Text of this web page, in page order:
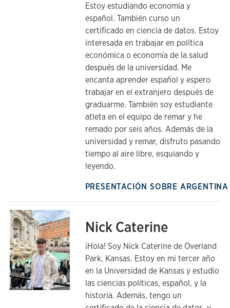
Estoy estudiando economía y
español. También curso un
certificado en ciencia de datos. Estoy
interesada en trabajar en política
económica o economía de la salud
después de la universidad. Me
encanta aprender español y espero
trabajar en el extranjero después de
graduarme. También soy estudiante
atleta en el equipo de remar y he
remado por seis años. Además de la
universidad y remar, disfruto pasando
tiempo al aire libre, esquiando y
leyendo.
PRESENTACIÓN SOBRE
Nick Caterine
¡Hola! Soy Nick Caterine de Overland
Park, Kansas. Estoy en mi tercer año
en la Universidad de Kansas y estudio
las ciencias políticas, español, y la
historia. Además, tengo un